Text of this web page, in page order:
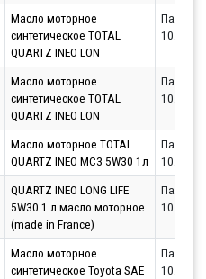
Масло моторное
синтетическое TOTAL
QUARTZ INEO LON
Партнёр
Масло моторное
синтетическое TOTAL
QUARTZ INEO LON
Партнёр
Масло моторное TOTAL
QUARTZ INEO MC3 5W30 1л
Партнёр
QUARTZ INEO LONG LIFE
5W30 1 л масло моторное
(made in France)
Партнёр
Масло моторное
синтетическое Toyota SAE
Партнёр